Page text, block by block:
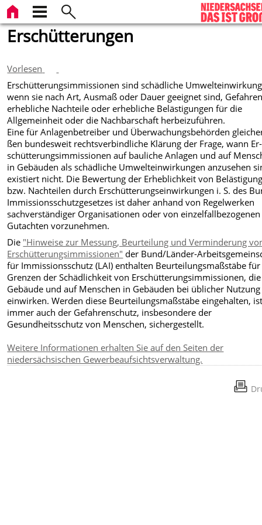
Erschütterungen
Vorlesen
Erschütterungsimmissionen sind schädliche
wenn sie nach Art, Ausmaß oder Dauer geeignet sind,
erhebliche Nachteile oder erheb­liche Belästigungen für die
Allgemeinheit oder die Nachbar­schaft herbeizuführen.
Eine für Anlagenbetreiber und Überwachungsbehörden
ßen bundesweit rechtsverbindliche Klärung der Frage, wann Er­
schütterungsimmissionen auf bauliche Anlagen und auf
in Gebäuden als schädliche Umwelteinwirkungen anzusehen
existiert nicht. Die Bewertung der Erheblichkeit von
bzw. Nachteilen durch Erschütterungseinwirkungen i. S. des
Immissionsschutzgesetzes ist daher anhand von Regelwerken
sachverständiger Organisationen oder von einzelfallbezogenen
Gutachten vorzuneh­men.
Die "Hinweise zur Messung, Beurteilung und Verminderung
Erschütterungsimmissionen" der Bund/Länder-
für Immissionsschutz (LAI) enthalten Beurteilungsmaß­stäbe
Grenzen der Schädlichkeit von Erschütterungsim­missionen,
Gebäude und auf Menschen in Gebäuden bei üb­licher Nutzung
einwirken. Werden diese Beurteilungsmaßstäbe eingehalten,
immer auch der Gefahrenschutz, insbesondere der
Gesundheitsschutz von Menschen, sichergestellt.
Weitere Informationen erhalten Sie auf den Seiten der
niedersächsischen Gewerbeaufsichtsverwaltung.